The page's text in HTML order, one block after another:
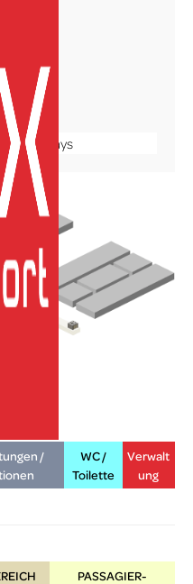
Bon Pays
/
WC /
Toilette
Verwalt
ung
PASSAGIER-